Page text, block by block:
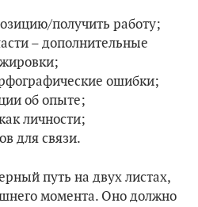
получить работу;
– дополнительные
ошибки;
об опыте;
личности;
для связи.
путь на двух листах,
момента. Оно должно